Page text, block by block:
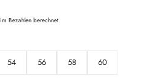
Bezahlen berechnet.
54 56 58
60